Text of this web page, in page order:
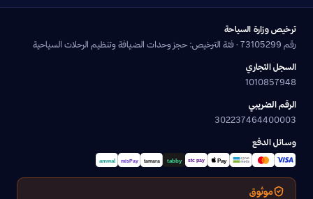
ترخيص وزارة السياحة
رقم 73105299 · فئة الترخيص: حجز وحدات الضيافة وتنظيم الرحلات السياحية
السجل التجاري
1010857948
الرقم الضريبي
302237464400003
وسائل الدفع
موثوق